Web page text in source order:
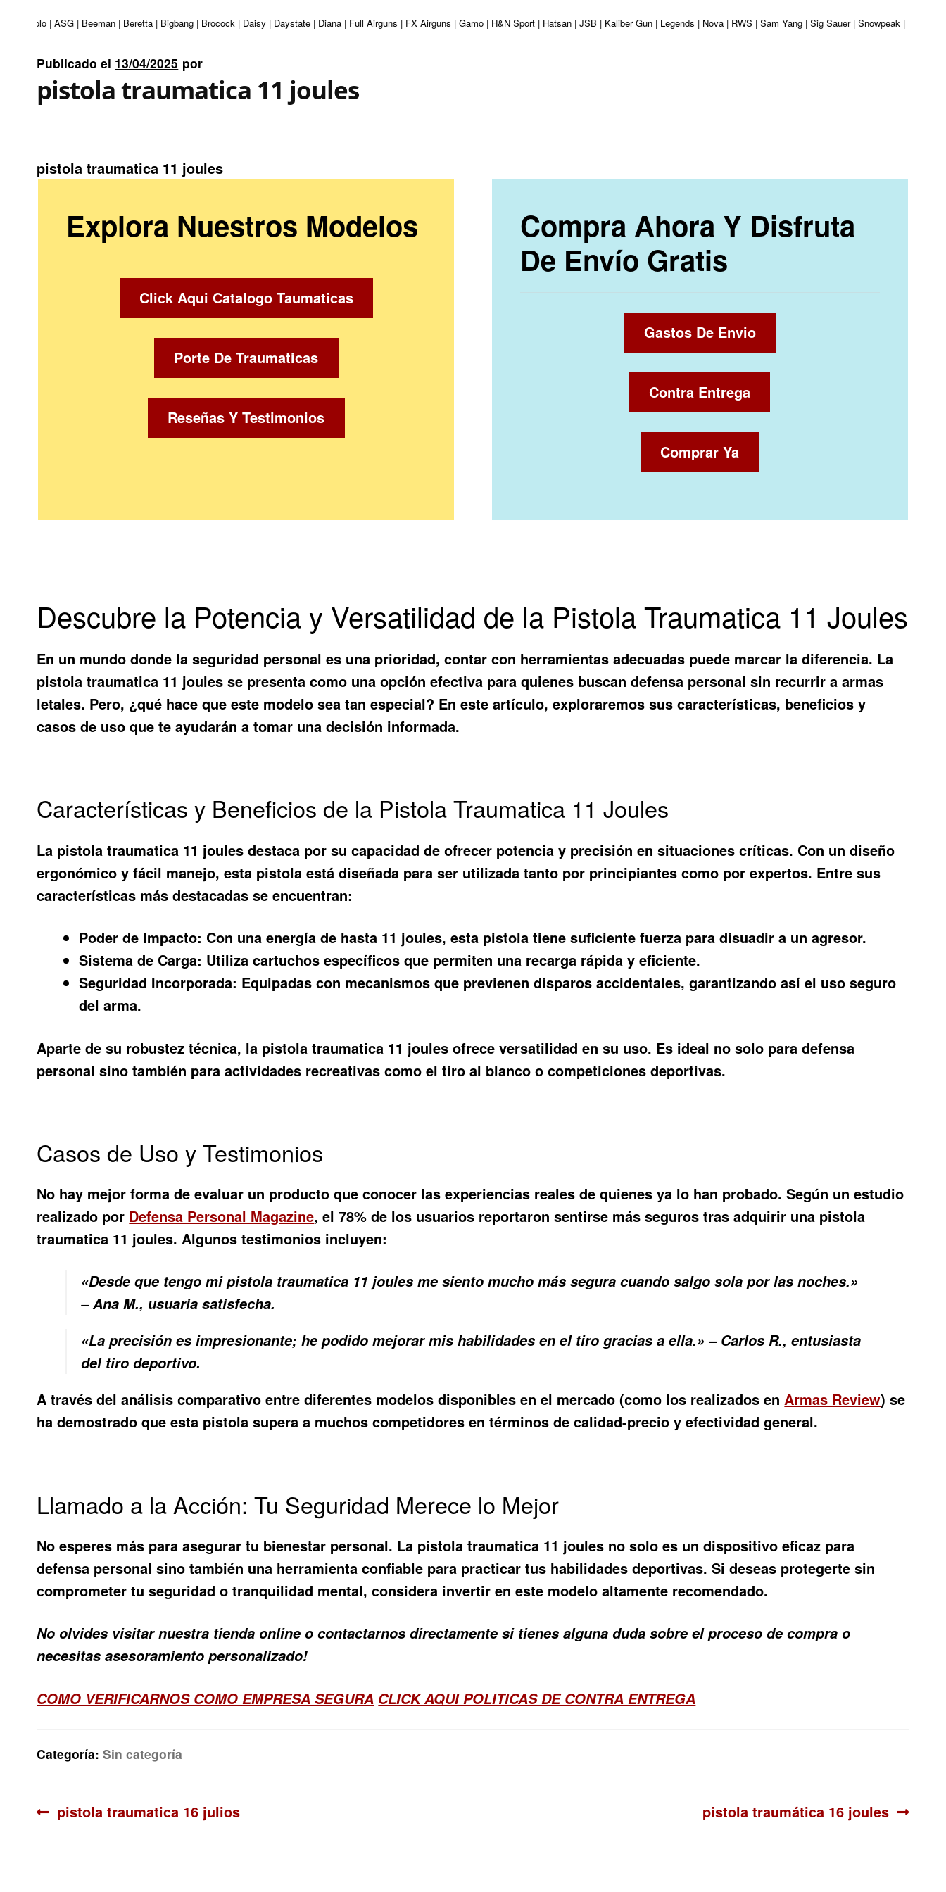
Apolo | ASG | Beeman | Beretta | Bigbang | Brocock | Daisy | Daystate | Diana | Full Airguns | FX Airguns | Gamo | H&N Sport | Hatsan | JSB | Kaliber Gun | Legends | Nova | RWS | Sam Yang | Sig Sauer | Snowpeak | Umarex |
Publicado el 13/04/2025 por
pistola traumatica 11 joules
pistola traumatica 11 joules
Explora Nuestros Modelos
Click Aqui Catalogo Taumaticas
Porte De Traumaticas
Reseñas Y Testimonios
Compra Ahora Y Disfruta
De Envío Gratis
Gastos De Envio
Contra Entrega
Comprar Ya
Descubre la Potencia y Versatilidad de la Pistola Traumatica 11 Joules
En un mundo donde la seguridad personal es una prioridad, contar con herramientas adecuadas puede marcar la diferencia. La
pistola traumatica 11 joules se presenta como una opción efectiva para quienes buscan defensa personal sin recurrir a armas
letales. Pero, ¿qué hace que este modelo sea tan especial? En este artículo, exploraremos sus características, beneficios y
casos de uso que te ayudarán a tomar una decisión informada.
Características y Beneficios de la Pistola Traumatica 11 Joules
La pistola traumatica 11 joules destaca por su capacidad de ofrecer potencia y precisión en situaciones críticas. Con un diseño
ergonómico y fácil manejo, esta pistola está diseñada para ser utilizada tanto por principiantes como por expertos. Entre sus
características más destacadas se encuentran:
Poder de Impacto: Con una energía de hasta 11 joules, esta pistola tiene suficiente fuerza para disuadir a un agresor.
Sistema de Carga: Utiliza cartuchos específicos que permiten una recarga rápida y eficiente.
Seguridad Incorporada: Equipadas con mecanismos que previenen disparos accidentales, garantizando así el uso seguro
del arma.
Aparte de su robustez técnica, la pistola traumatica 11 joules ofrece versatilidad en su uso. Es ideal no solo para defensa
personal sino también para actividades recreativas como el tiro al blanco o competiciones deportivas.
Casos de Uso y Testimonios
No hay mejor forma de evaluar un producto que conocer las experiencias reales de quienes ya lo han probado. Según un estudio
realizado por Defensa Personal Magazine, el 78% de los usuarios reportaron sentirse más seguros tras adquirir una pistola
traumatica 11 joules. Algunos testimonios incluyen:
«Desde que tengo mi pistola traumatica 11 joules me siento mucho más segura cuando salgo sola por las noches.»
– Ana M., usuaria satisfecha.
«La precisión es impresionante; he podido mejorar mis habilidades en el tiro gracias a ella.» – Carlos R., entusiasta
del tiro deportivo.
A través del análisis comparativo entre diferentes modelos disponibles en el mercado (como los realizados enArmas Review) se
ha demostrado que esta pistola supera a muchos competidores en términos de calidad-precio y efectividad general.
Llamado a la Acción: Tu Seguridad Merece lo Mejor
No esperes más para asegurar tu bienestar personal. La pistola traumatica 11 joules no solo es un dispositivo eficaz para
defensa personal sino también una herramienta confiable para practicar tus habilidades deportivas. Si deseas protegerte sin
comprometer tu seguridad o tranquilidad mental, considera invertir en este modelo altamente recomendado.
No olvides visitar nuestra tienda online o contactarnos directamente si tienes alguna duda sobre el proceso de compra o
necesitas asesoramiento personalizado!
COMO VERIFICARNOS COMO EMPRESA SEGURA CLICK AQUI POLITICAS DE CONTRA ENTREGA
Categoría:Sin categoría
Navegación
Anterior:
pistola traumatica 16 julios Siguiente:
pistola traumática 16 joules